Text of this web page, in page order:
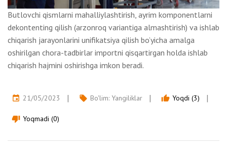
Butlovchi qismlarni mahalliylashtirish, ayrim komponentlarni
dekontenting qilish (arzonroq variantiga almashtirish) va ishlab
chiqarish jarayonlarini unifikatsiya qilish bo’yicha amalga
oshirilgan chora-tadbirlar importni qisqartirgan holda ishlab
chiqarish hajmini oshirishga imkon beradi.
event 21/05/2023 local_offer Bo'lim: Yangiliklar thumb_up Yoqdi (3)
thumb_down Yoqmadi (0)